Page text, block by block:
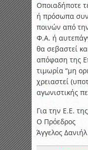
Οποιαδήποτε
ή πρόσωπα
ποινών από
Φ.Α. ή
θα σεβαστεί
απόφαση της
τιμωρία “μη
χρειαστεί
αγωνιστικής
Για την Ε.Ε.
Ο Πρόεδρος
Άγγελος Δανιήλ